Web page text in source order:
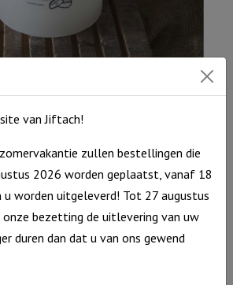
van Jiftach!
zullen bestellingen die
2026 worden geplaatst, vanaf 18
u worden uitgeleverd! Tot 27 augustus
onze bezetting de uitlevering van uw
duren dan dat u van ons gewend